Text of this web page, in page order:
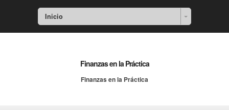
Inicio
Finanzas en la Práctica
Finanzas en la Práctica